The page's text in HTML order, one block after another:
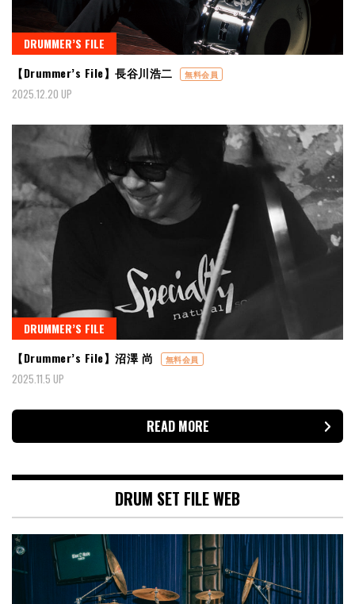
DRUMMER’S FILE
【Drummer’s File】長谷川浩二
無料会員
2025.12.20 UP
DRUMMER’S FILE
【Drummer’s File】沼澤 尚
無料会員
2025.11.5 UP
READ MORE
DRUM SET FILE WEB